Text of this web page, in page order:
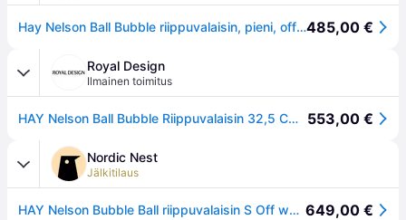
Hay Nelson Ball Bubble riippuvalaisin, pieni, off-white485,00 €
Royal Design
Ilmainen toimitus
HAY Nelson Ball Bubble Riippuvalaisin 32,5 Cm - Riippuvalaisimet Muovipolymeeri Luonnonvalkoinen - AB099-A601-AB14 553,00 €
Nordic Nest
Jälkitilaus
HAY Nelson Bubble Ball riippuvalaisin S Off white 649,00 €